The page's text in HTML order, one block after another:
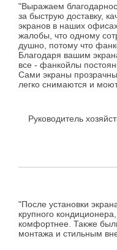
"Выражаем
за быструю доставку,
экранов в наших
жалобы, что одному
душно, потому что
Благодаря вашим
все - фанкойлы
Сами экраны
легко снимаются и
Руководитель
"После установки
крупного
комфортнее. Также
монтажа и стильным